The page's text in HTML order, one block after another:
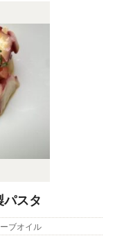
パスタ
ブオイル